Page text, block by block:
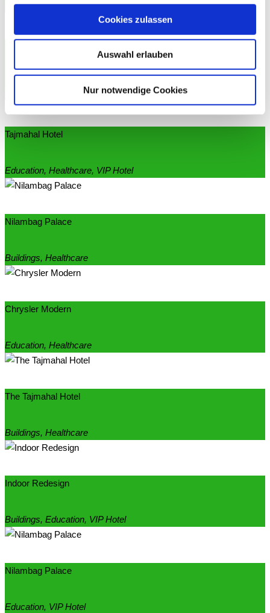
Cookies zulassen
Auswahl erlauben
Nur notwendige Cookies
Tajmahal Hotel
Education, Healthcare, VIP Hotel
Nilambag Palace
Buildings, Healthcare
Chrysler Modern
Education, Healthcare
The Tajmahal Hotel
Buildings, Healthcare
Indoor Redesign
Buildings, Education, VIP Hotel
Nilambag Palace
Education, VIP Hotel